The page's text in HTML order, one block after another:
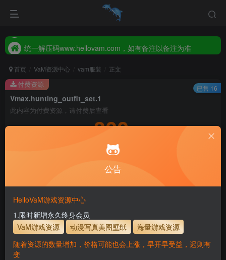
统一解压码www.hellovam.com，如有备注以备注为准
统一解压码www.hellovam.com，如有备注以备注为准
首页 VaM资源中心 vam服装 正文
Vmax.hunting_outfit_set.1
此内容为付费资源，请付费后查看
300
永久至尊会员终生有效
会员免费下载资源
主流网盘——高速下载
支付页面打不开或支付后不跳转请联系QQ：3317425885
服装使用教程
解压密码 www.hellovam.com
付费资源 已售 16
公告
HelloVaM游戏资源中心
1.限时新增永久终身会员
VaM游戏资源
动漫写真美图壁纸
海量游戏资源
随着资源的数量增加，价格可能也会上涨，早开早受益，迟则有
变